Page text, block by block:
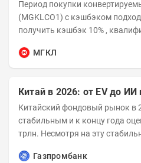
Период покупки конвертируемых
(MGKLCO1) с кэшбэком подходит к концу. Чтобы
получить кэшбэк 10% , квалифицированным инвесторам
МГКЛ
Китай в 2026: от EV до ИИ
Китайский фондовый рынок в
стабильным и к концу года
трлн. Несмотря на эту
Газпромбанк